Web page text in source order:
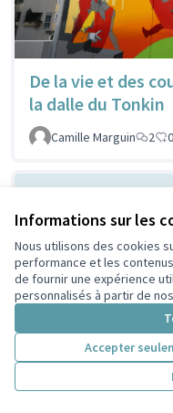
Informations sur les
Nous utilisons des cookies
performance et les
de fournir une expérience
personnalisés à partir de
Accepter
De la vie et des
la dalle du Tonkin
Camille Marguin
2 0
Ombrager devant
pour respirer
Lescuyer
2 0